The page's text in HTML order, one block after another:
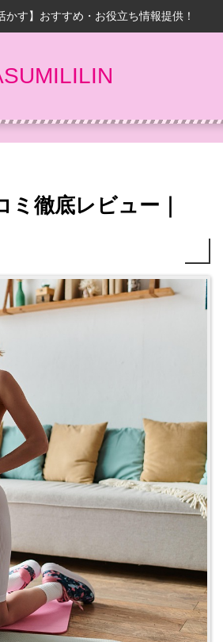
かす】おすすめ・お役立ち情報提供！
徹底レビュー｜